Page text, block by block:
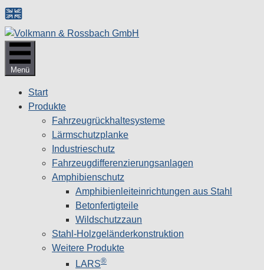
Zum
Inhalt
springen
Menü
Start
Produkte
Fahrzeugrückhaltesysteme
Lärmschutzplanke
Industrieschutz
Fahrzeug­differenzierungsanlagen
Amphibienschutz
Amphibienleiteinrichtungen aus Stahl
Betonfertigteile
Wildschutzzaun
Stahl-Holzgeländerkonstruktion
Weitere Produkte
LARS®